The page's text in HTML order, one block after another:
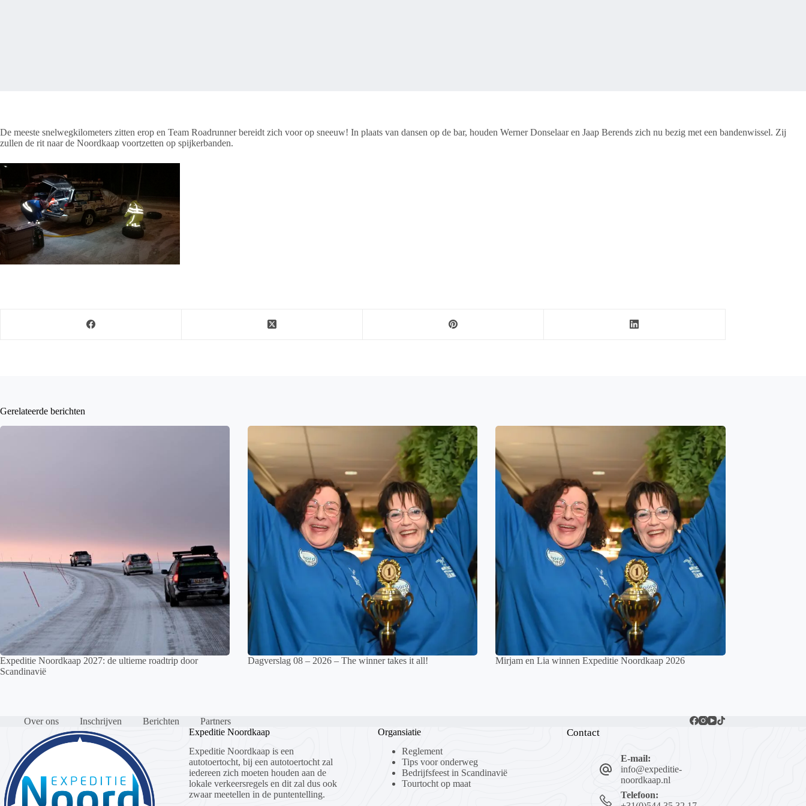
De meeste snelwegkilometers zitten erop en Team Roadrunner bereidt zich voor op sneeuw! In plaats van dansen op de bar, houden Werner Donselaar en Jaap Berends zich nu bezig met een bandenwissel. Zij
zullen de rit naar de Noordkaap voortzetten op spijkerbanden.
Gerelateerde berichten
Expeditie Noordkaap 2027: de ultieme roadtrip door
Scandinavië
Dagverslag 08 – 2026 – The winner takes it all! Mirjam en Lia winnen Expeditie Noordkaap 2026
Over ons Inschrijven Berichten
Partners
Expeditie Noordkaap
Expeditie Noordkaap is een
autotoertocht, bij een autotoertocht zal
iedereen zich moeten houden aan de
lokale verkeersregels en dit zal dus ook
zwaar meetellen in de puntentelling.
Organsiatie
Reglement
Tips voor onderweg
Bedrijfsfeest in Scandinavië
Tourtocht op maat
Contact
E-mail:
info@expeditie-
noordkaap.nl
Telefoon: